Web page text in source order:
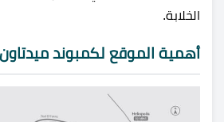
الخلابة.
أهمية الموقع لكمبوند